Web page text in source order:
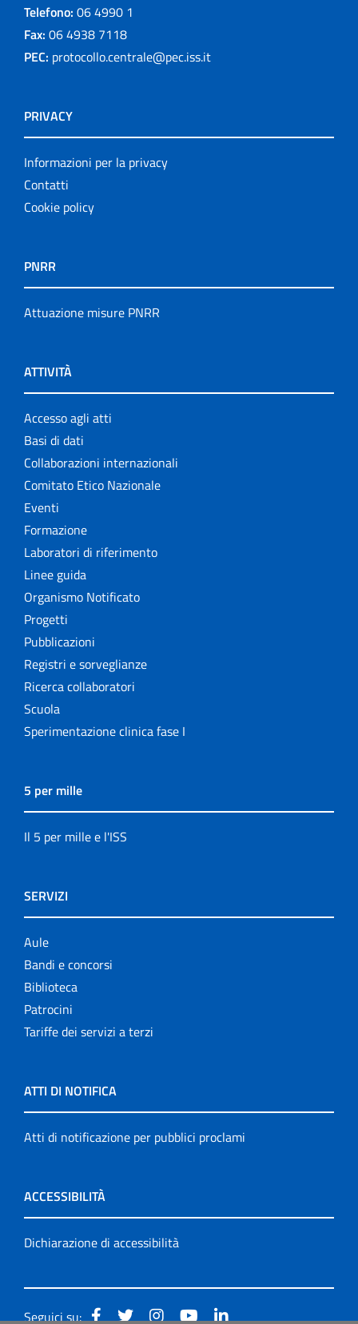
Telefono: 06 4990 1
Fax: 06 4938 7118
PEC: protocollo.centrale@pec.iss.it
PRIVACY
Informazioni per la privacy
Contatti
Cookie policy
PNRR
Attuazione misure PNRR
ATTIVITÀ
Accesso agli atti
Basi di dati
Collaborazioni internazionali
Comitato Etico Nazionale
Eventi
Formazione
Laboratori di riferimento
Linee guida
Organismo Notificato
Progetti
Pubblicazioni
Registri e sorveglianze
Ricerca collaboratori
Scuola
Sperimentazione clinica fase I
5 per mille
Il 5 per mille e l'ISS
SERVIZI
Aule
Bandi e concorsi
Biblioteca
Patrocini
Tariffe dei servizi a terzi
ATTI DI NOTIFICA
Atti di notificazione per pubblici proclami
ACCESSIBILITÀ
Dichiarazione di accessibilità
Seguici su: